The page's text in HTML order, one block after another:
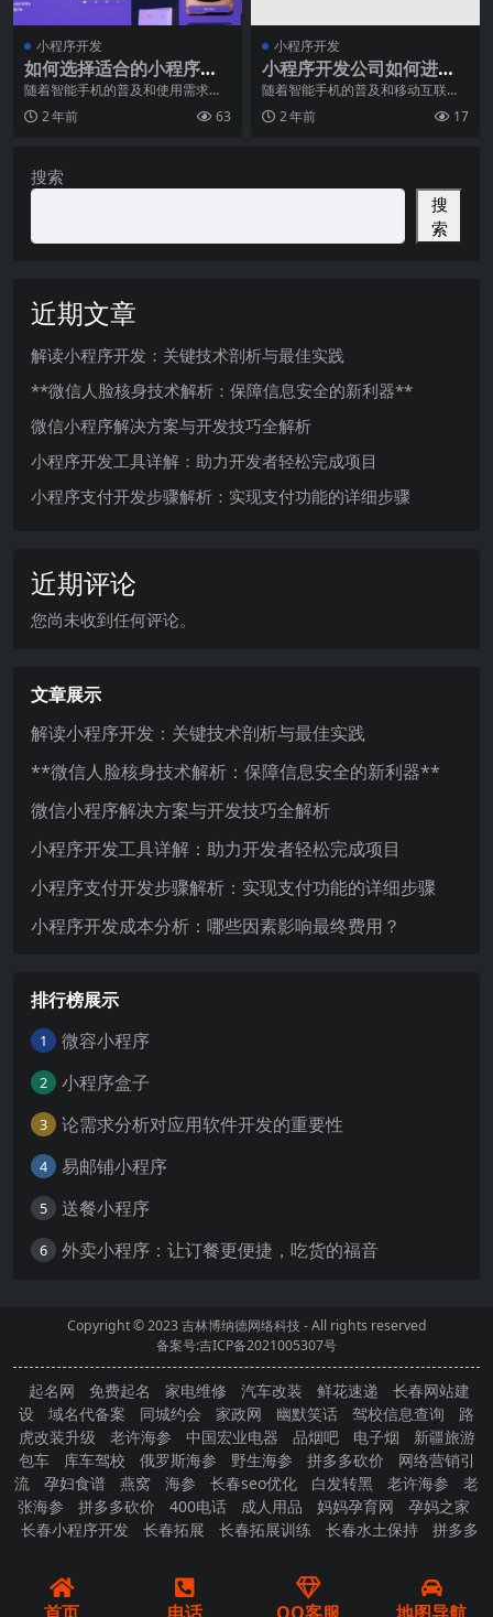
小程序开发
如何选择适合的小程序开
发框架
随着智能手机的普及和使用需求的
增加，小程序逐渐成为了移动应用
领域的热门概念。相比
2 年前 63
小程序开发
小程序开发公司如何进行
需求分析
随着智能手机的普及和移动互联网
的发展，小程序在市场中变得越来
越流行。而在小程序开
2 年前 17
搜索
搜
索
近期文章
解读小程序开发：关键技术剖析与最佳实践
**微信人脸核身技术解析：保障信息安全的新利器**
微信小程序解决方案与开发技巧全解析
小程序开发工具详解：助力开发者轻松完成项目
小程序支付开发步骤解析：实现支付功能的详细步骤
近期评论
您尚未收到任何评论。
文章展示
解读小程序开发：关键技术剖析与最佳实践
**微信人脸核身技术解析：保障信息安全的新利器**
微信小程序解决方案与开发技巧全解析
小程序开发工具详解：助力开发者轻松完成项目
小程序支付开发步骤解析：实现支付功能的详细步骤
小程序开发成本分析：哪些因素影响最终费用？
排行榜展示
1 微容小程序
2 小程序盒子
3 论需求分析对应用软件开发的重要性
4 易邮铺小程序
5 送餐小程序
6 外卖小程序：让订餐更便捷，吃货的福音
Copyright © 2023吉林博纳德网络科技- All rights reserved
备案号:吉ICP备2021005307号
起名网 免费起名 家电维修 汽车改装 鲜花速递
长春网站建
设
域名代备案 同城约会 家政网 幽默笑话 驾校信息查询
路
虎改装升级
老许海参 中国宏业电器 品烟吧 电子烟
新疆旅游
包车
库车驾校 俄罗斯海参 野生海参 拼多多砍价
网络营销引
流
孕妇食谱 燕窝 海参 长春seo优化 白发转黑 老许海参
老
张海参
拼多多砍价 400电话 成人用品 妈妈孕育网
孕妈之家
长春小程序开发
长春拓展 长春拓展训练 长春水土保持
拼多多